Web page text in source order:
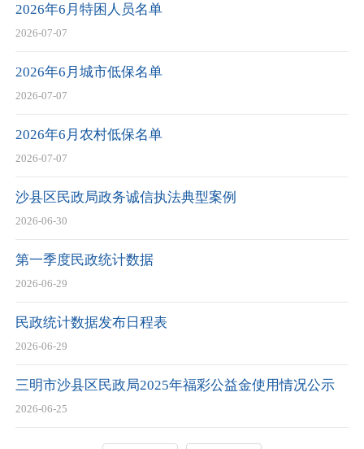
2026年6月特困人员名单
2026-07-07
2026年6月城市低保名单
2026-07-07
2026年6月农村低保名单
2026-07-07
沙县区民政局政务诚信执法典型案例
2026-06-30
第一季度民政统计数据
2026-06-29
民政统计数据发布日程表
2026-06-29
三明市沙县区民政局2025年福彩公益金使用情况公示
2026-06-25